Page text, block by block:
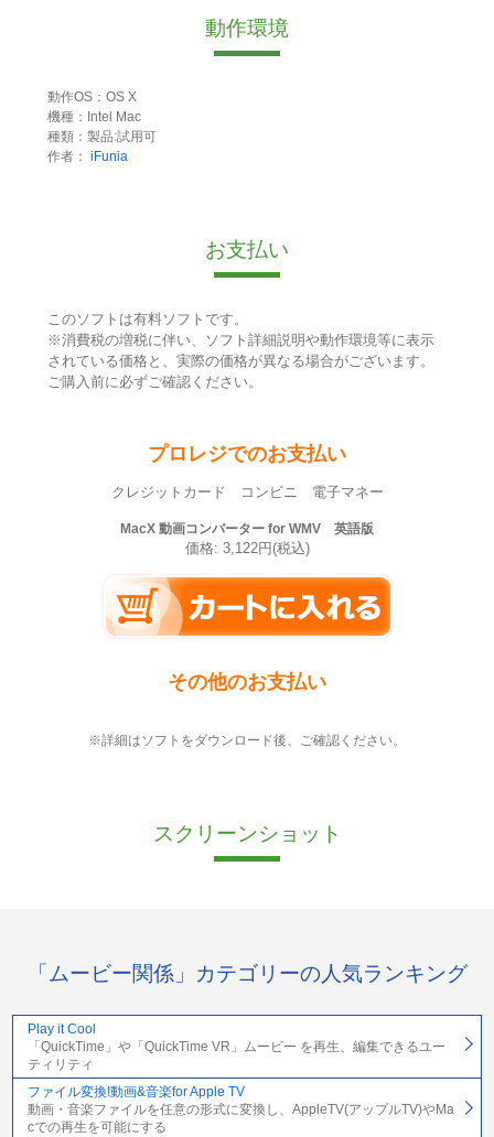
動作環境
動作OS：OS X
機種：Intel Mac
種類：製品:試用可
作者： iFunia
お支払い
このソフトは有料ソフトです。
※消費税の増税に伴い、ソフト詳細説明や動作環境等に表示
されている価格と、実際の価格が異なる場合がございます。
ご購入前に必ずご確認ください。
プロレジでのお支払い
クレジットカード コンビニ 電子マネー
MacX 動画コンバーター for WMV 英語版
価格: 3,122円(税込)
その他のお支払い
※詳細はソフトをダウンロード後、ご確認ください。
スクリーンショット
「ムービー関係」カテゴリーの人気ランキング
Play it Cool
「QuickTime」や「QuickTime VR」ムービー を再生、編集できるユー
ティリティ
ファイル変換!動画&音楽for Apple TV
動画・音楽ファイルを任意の形式に変換し、AppleTV(アップルTV)やMa
cでの再生を可能にする